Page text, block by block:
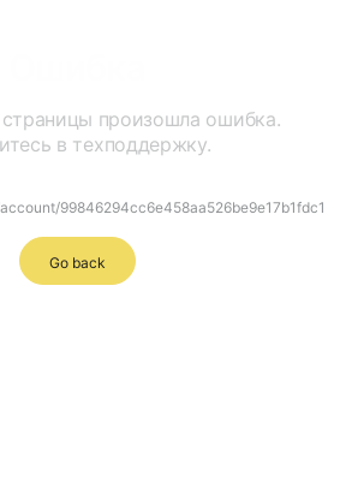
страницы произошла ошибка.
в техподдержку.
99846294cc6e458aa526be9e17b1fdc1
Go back